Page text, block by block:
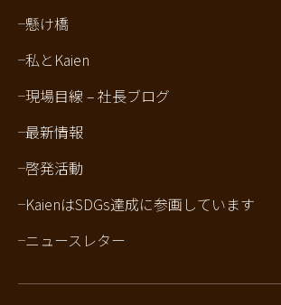
懸け橋
私とKaien
現場目線 – 社長ブログ
最新情報
啓発活動
KaienはSDGs達成に参画しています
ニュースレター